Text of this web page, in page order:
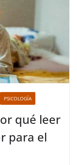
PSICOLOGÍA
qué leer
para el